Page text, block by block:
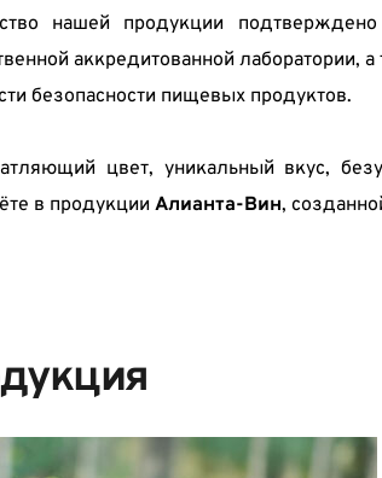
нашей продукции
аккредитованной
безопасности пищевых продуктов.
цвет, уникальный вкус,
в продукции Алианта-Вин,